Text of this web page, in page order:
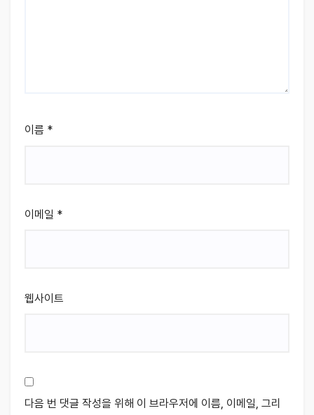
이름 *
이메일 *
웹사이트
다음 번 댓글 작성을 위해 이 브라우저에 이름, 이메일, 그리